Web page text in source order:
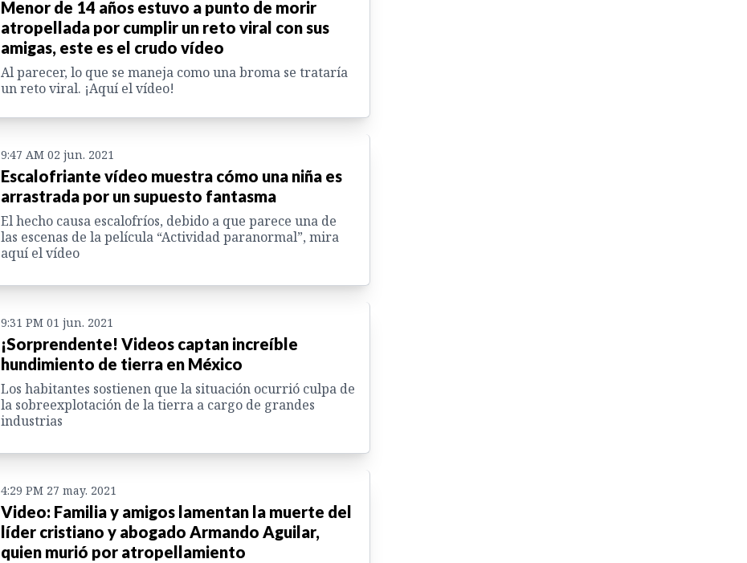
Menor de 14 años estuvo a punto de morir
atropellada por cumplir un reto viral con sus
amigas, este es el crudo vídeo
Al parecer, lo que se maneja como una broma se trataría
un reto viral. ¡Aquí el vídeo!
9:47 AM 02 jun. 2021
Escalofriante vídeo muestra cómo una niña es
arrastrada por un supuesto fantasma
El hecho causa escalofríos, debido a que parece una de
las escenas de la película “Actividad paranormal”, mira
aquí el vídeo
9:31 PM 01 jun. 2021
¡Sorprendente! Videos captan increíble
hundimiento de tierra en México
Los habitantes sostienen que la situación ocurrió culpa de
la sobreexplotación de la tierra a cargo de grandes
industrias
4:29 PM 27 may. 2021
Video: Familia y amigos lamentan la muerte del
líder cristiano y abogado Armando Aguilar,
quien murió por atropellamiento